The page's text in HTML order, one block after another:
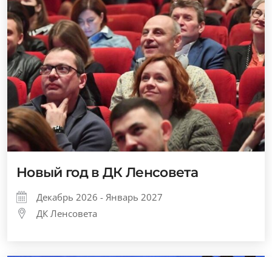
Новый год в ДК Ленсовета
Декабрь 2026 - Январь 2027
ДК Ленсовета